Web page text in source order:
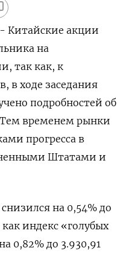
Китайские акции
на
так как, к
в ходе заседания
подробностей об
временем рынки
прогресса в
Штатами и
на 0,54% до
индекс «голубых
0,82% до 3.930,91